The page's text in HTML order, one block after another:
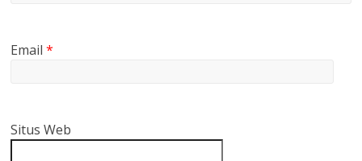
Email*
Situs Web